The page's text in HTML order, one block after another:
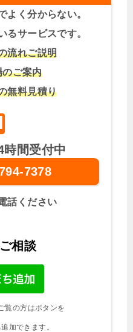
よく分からない。
るサービスです。
流れご説明
のご案内
無料見積り
時間受付中
7378
話ください
相談
覧の方はボタンを
加できます。